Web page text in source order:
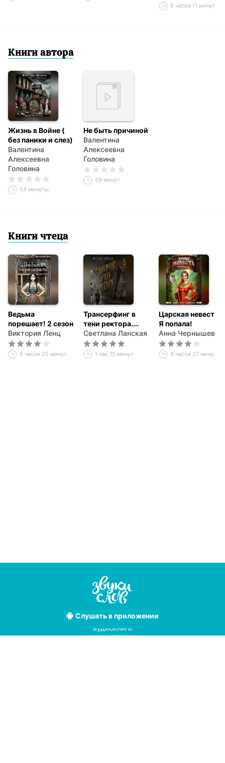
6 часов 11 минут
Книги автора
Жизнь в Войне (
без паники и слез)
Валентина
Алексеевна
Головина
54 минуты
Не быть причиной
Валентина
Алексеевна
Головина
29 минут
Книги чтеца
Ведьма
порешает! 2 сезон
Виктория Ленц
8 часов 25 минут
Трансерфинг в
тени ректора.
Книга первая.
Светлана Ланская
1 час 15 минут
Царская невеста.
Я попала!
Анна Чернышева
9 часов 37 минут
Слушатьв приложении
Лучшие
аудиокниги
на русском